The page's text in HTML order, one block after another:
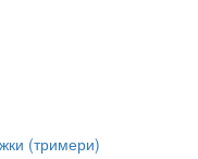
(тримери)